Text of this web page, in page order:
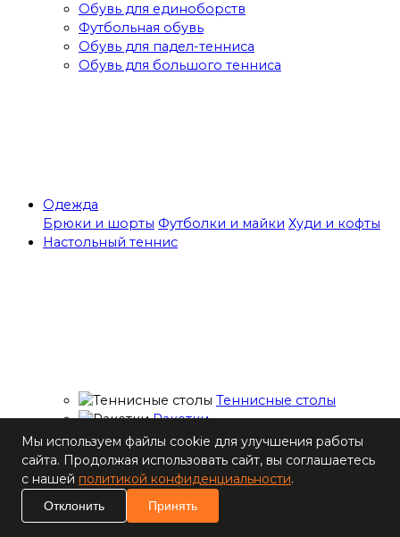
Обувь для единоборств
Футбольная обувь
Обувь для падел-тенниса
Обувь для большого тенниса
Одежда
Брюки и шорты Футболки и майки Худи и кофты
Настольный теннис
Теннисные столы
Ракетки
Накладки для
ракеток
Основания для
ракеток
Мячи
Мы используем файлы cookie для улучшения работы
сайта. Продолжая использовать сайт, вы соглашаетесь
с нашей политикой конфиденциальности.
Отклонить Принять